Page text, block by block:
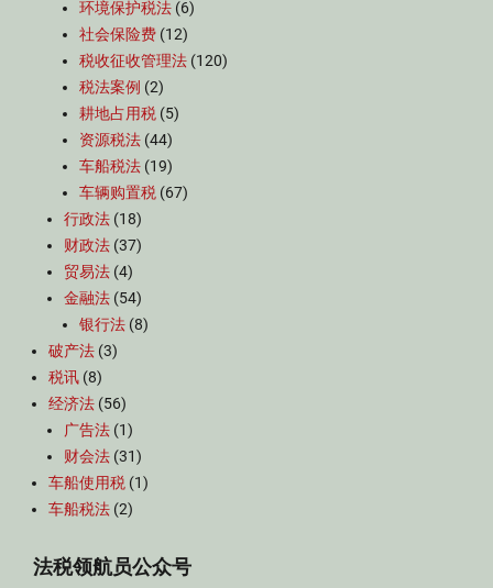
环境保护税法 (6)
社会保险费 (12)
税收征收管理法 (120)
税法案例 (2)
耕地占用税 (5)
资源税法 (44)
车船税法 (19)
车辆购置税 (67)
行政法 (18)
财政法 (37)
贸易法 (4)
金融法 (54)
银行法 (8)
破产法 (3)
税讯 (8)
经济法 (56)
广告法 (1)
财会法 (31)
车船使用税 (1)
车船税法 (2)
法税领航员公众号